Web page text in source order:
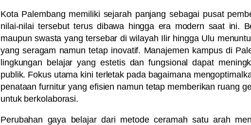
Kota Palembang memiliki sejarah panjang sebagai pusat
nilai-nilai tersebut terus dibawa hingga era modern saat ini.
maupun swasta yang tersebar di wilayah Ilir hingga Ulu
yang seragam namun tetap inovatif. Manajemen kampus di
lingkungan belajar yang estetis dan fungsional dapat
publik. Fokus utama kini terletak pada bagaimana
penataan furnitur yang efisien namun tetap memberikan ruang
untuk berkolaborasi.
Perubahan gaya belajar dari metode ceramah satu arah